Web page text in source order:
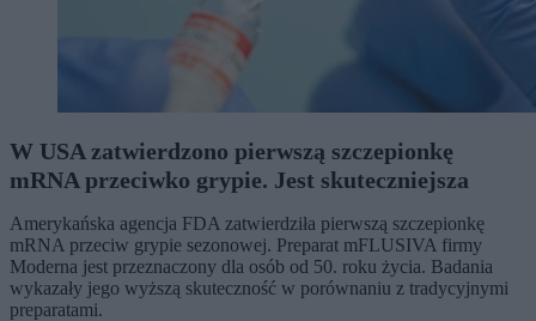
W USA zatwierdzono pierwszą szczepionkę
mRNA przeciwko grypie. Jest skuteczniejsza
Amerykańska agencja FDA zatwierdziła pierwszą szczepionkę
mRNA przeciw grypie sezonowej. Preparat mFLUSIVA firmy
Moderna jest przeznaczony dla osób od 50. roku życia. Badania
wykazały jego wyższą skuteczność w porównaniu z tradycyjnymi
preparatami.